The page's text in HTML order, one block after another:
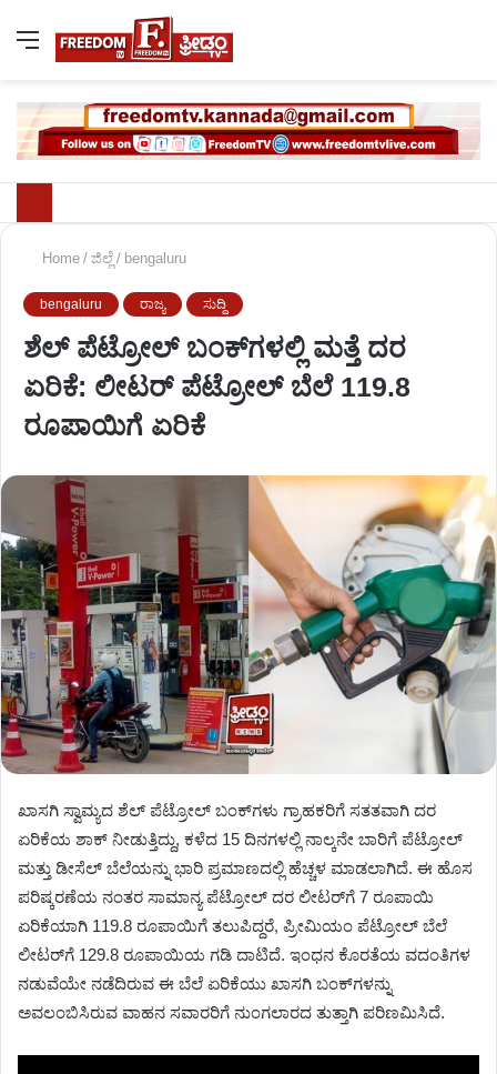
Home / ಜಿಲ್ಲೆ / bengaluru
bengaluru ರಾಜ್ಯ ಸುದ್ದಿ
ಶೆಲ್ ಪೆಟ್ರೋಲ್ ಬಂಕ್‌ಗಳಲ್ಲಿ ಮತ್ತೆ ದರ
ಏರಿಕೆ: ಲೀಟರ್ ಪೆಟ್ರೋಲ್ ಬೆಲೆ 119.8
ರೂಪಾಯಿಗೆ ಏರಿಕೆ
ಖಾಸಗಿ ಸ್ವಾಮ್ಯದ ಶೆಲ್ ಪೆಟ್ರೋಲ್ ಬಂಕ್‌ಗಳು ಗ್ರಾಹಕರಿಗೆ ಸತತವಾಗಿ ದರ
ಏರಿಕೆಯ ಶಾಕ್ ನೀಡುತ್ತಿದ್ದು, ಕಳೆದ 15 ದಿನಗಳಲ್ಲಿ ನಾಲ್ಕನೇ ಬಾರಿಗೆ ಪೆಟ್ರೋಲ್
ಮತ್ತು ಡೀಸೆಲ್ ಬೆಲೆಯನ್ನು ಭಾರಿ ಪ್ರಮಾಣದಲ್ಲಿ ಹೆಚ್ಚಳ ಮಾಡಲಾಗಿದೆ. ಈ ಹೊಸ
ಪರಿಷ್ಕರಣೆಯ ನಂತರ ಸಾಮಾನ್ಯ ಪೆಟ್ರೋಲ್ ದರ ಲೀಟರ್‌ಗೆ 7 ರೂಪಾಯಿ
ಏರಿಕೆಯಾಗಿ 119.8 ರೂಪಾಯಿಗೆ ತಲುಪಿದ್ದರೆ, ಪ್ರೀಮಿಯಂ ಪೆಟ್ರೋಲ್ ಬೆಲೆ
ಲೀಟರ್‌ಗೆ 129.8 ರೂಪಾಯಿಯ ಗಡಿ ದಾಟಿದೆ. ಇಂಧನ ಕೊರತೆಯ ವದಂತಿಗಳ
ನಡುವೆಯೇ ನಡೆದಿರುವ ಈ ಬೆಲೆ ಏರಿಕೆಯು ಖಾಸಗಿ ಬಂಕ್‌ಗಳನ್ನು
ಅವಲಂಬಿಸಿರುವ ವಾಹನ ಸವಾರರಿಗೆ ನುಂಗಲಾರದ ತುತ್ತಾಗಿ ಪರಿಣಮಿಸಿದೆ.